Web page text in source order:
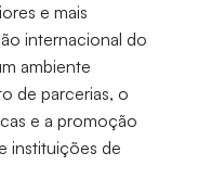
e mais
internacional do
ambiente
de parcerias, o
e a promoção
instituições de